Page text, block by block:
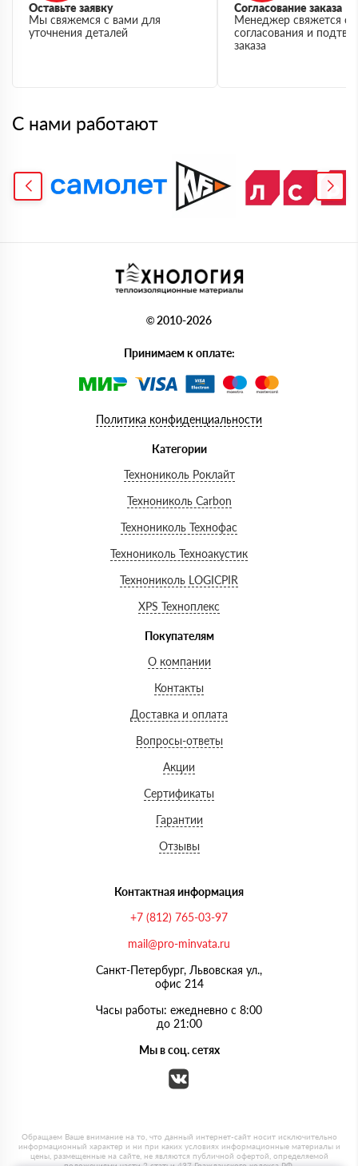
Оставьте заявку
Мы свяжемся с вами для
уточнения деталей
Согласование заказа
Менеджер свяжется с
согласования и
заказа
С нами работают
© 2010-2026
Принимаем к оплате:
Политика конфиденциальности
Категории
Технониколь Роклайт
Технониколь Carbon
Технониколь Технофас
Технониколь Техноакустик
Технониколь LOGICPIR
XPS Техноплекс
Покупателям
О компании
Контакты
Доставка и оплата
Вопросы-ответы
Акции
Сертификаты
Гарантии
Отзывы
Контактная информация
+7 (812) 765-03-97
mail@pro-minvata.ru
Санкт-Петербург, Львовская ул.,
офис 214
Часы работы: ежедневно с 8:00
до 21:00
Мы в соц. сетях